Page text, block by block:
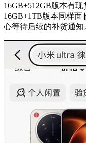
16GB+512GB版本有
16GB+1TB版本同样
心等待后续的补货通知